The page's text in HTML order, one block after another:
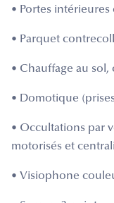
• Portes
• Parquet
• Chauffage au
• Domotique
• Occultations par
motorisés et
• Visiophone